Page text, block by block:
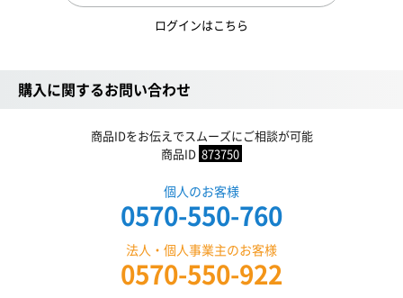
ログインはこちら
購入に関するお問い合わせ
商品IDをお伝えでスムーズにご相談が可能
商品ID 873750
個人のお客様
0570-550-760
法人・個人事業主のお客様
0570-550-922